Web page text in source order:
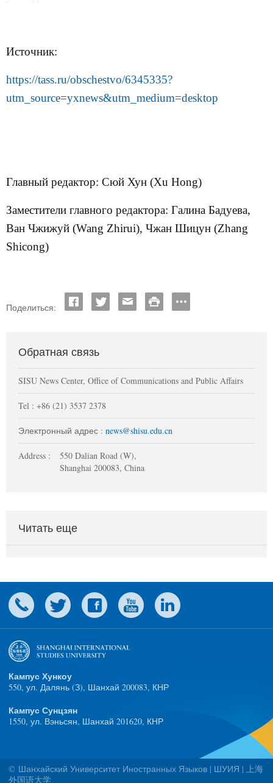
Источник:
https://tass.ru/obschestvo/6345335?
utm source=yxnews&utm medium=desktop
Главный редактор: Сюй Хун (Xu Hong)
Заместители главного редактора: Галина Бадуева,
Ван Чжижуй (Wang Zhirui), Чжан Шицун (Zhang
Shicong)
Поделиться:
Обратная связь
SISU News Center, Office of Communications and Public Affairs
Tel : +86 (21) 3537 2378
Электронный адрес : news@shisu.edu.cn
Address :
550 Dalian Road (W),
Shanghai 200083, China
Читать еще
Кампус Хункоу
550, ул. Далянь (З), Шанхай 200083, КНР
Кампус Сунцзян
1550, ул. Вэньсян, Шанхай 201620, КНР
© Шанхайский Университет Иностранных Языков | ШУИЯ | 上海
外国语大学